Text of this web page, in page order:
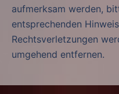
aufmerksam werden,
entsprechenden
Rechtsverletzungen
umgehend entfernen.